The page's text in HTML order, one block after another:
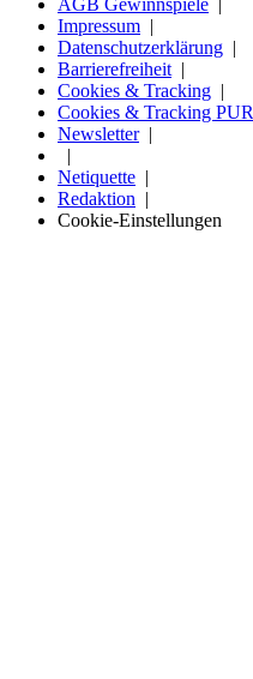
AGB Gewinnspiele
Impressum
Datenschutzerklärung
Barrierefreiheit
Cookies & Tracking
Cookies & Tracking PUR
Newsletter
Netiquette
Redaktion
Cookie-Einstellungen